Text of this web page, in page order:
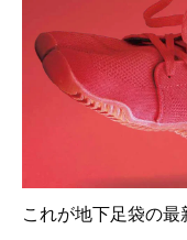
これが地下足袋の